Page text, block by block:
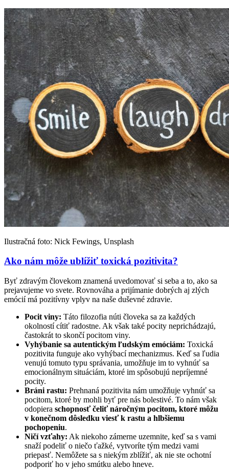
Ilustračná foto: Nick Fewings, Unsplash
Ako nám môže ublížiť toxická pozitivita?
Byť zdravým človekom znamená uvedomovať si seba a to, ako sa
prejavujeme vo svete. Rovnováha a prijímanie dobrých aj zlých
emócií má pozitívny vplyv na naše duševné zdravie.
Pocit viny: Táto filozofia núti človeka sa za každých
okolností cítiť radostne. Ak však také pocity neprichádzajú,
častokrát to skončí pocitom viny.
Vyhýbanie sa autentickým ľudským emóciám: Toxická
pozitivita funguje ako vyhýbací mechanizmus. Keď sa ľudia
venujú tomuto typu správania, umožňuje im to vyhnúť sa
emocionálnym situáciám, ktoré im spôsobujú nepríjemné
pocity.
Bráni rastu: Prehnaná pozitivita nám umožňuje vyhnúť sa
pocitom, ktoré by mohli byť pre nás bolestivé. To nám však
odopiera schopnosť čeliť náročným pocitom, ktoré môžu
v konečnom dôsledku viesť k rastu a hlbšiemu
pochopeniu.
Ničí vzťahy: Ak niekoho zámerne uzemnite, keď sa s vami
snaží podeliť o niečo ťažké, vytvoríte tým medzi vami
priepasť. Nemôžete sa s niekým zblížiť, ak nie ste ochotní
podporiť ho v jeho smútku alebo hneve.